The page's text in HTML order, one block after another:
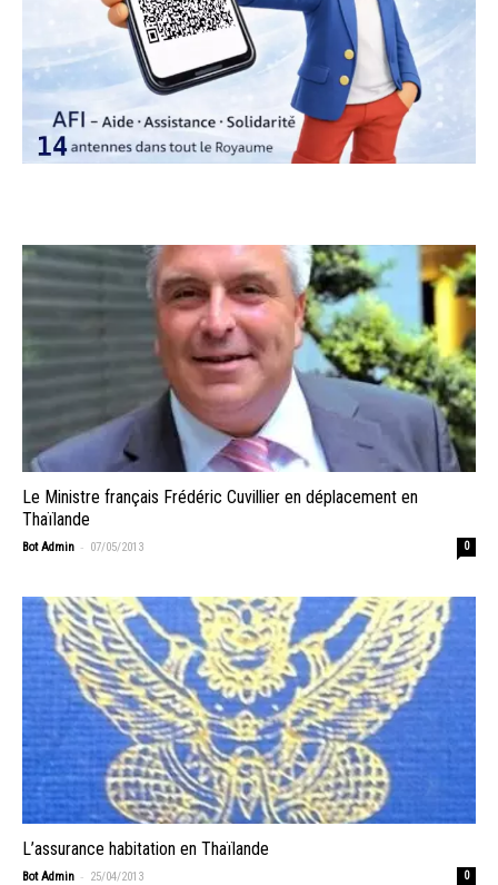
Le Ministre français Frédéric Cuvillier en déplacement en
Thaïlande
Bot Admin - 07/05/2013 0
L’assurance habitation en Thaïlande
Bot Admin - 25/04/2013 0